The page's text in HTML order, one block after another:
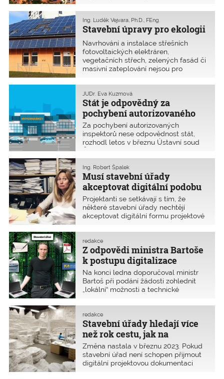
Existuje k ní relativně rozsáhlá
judikatura, která se převážně týkala
černých staveb. Možná není
památková péče své postoje
pravidelně obhájila.
Stavební úpravy pro ekologii
Ing. Luděk Vejvara, Ph.D., FEng.
Navrhování a instalace střešních
fotovoltaických elektráren,
vegetačních střech, zelených fasád či
masivní zateplování nejsou pro
návrh nebo posudek zabere
autorizovaným osobám více času.
Tato práce se stává běžným
standardem. Stavebníci by měli
počítat i s těmito „vícenáklady“, mohou
jim totiž v budoucnu ušetřit mnohé
starosti i finanční ztráty.
Stát je odpovědný za
pochybení autorizovaného
inspektora
JUDr. Eva Kuzmová
Za pochybení autorizovaných
inspektorů nese odpovědnost stát,
rozhodl letos v březnu Ústavní soud
vyhlídky na výsledek možných sporů,
které by mohly být vedeny i v
budoucnu. Podle Ústavního soudu
totiž tzv. zkrácené stavební řízení
upravené platným stavebním
zákonem neřešilo v dostatečné míře
ochranu práv osob, které by byly
účastníky případného stavebního
dopadem nejen na činnost
a odpovědnost autorizovaných
inspektorů.
Musí stavební úřady
akceptovat digitální podobu
projektové dokumentace?
Ing. Robert Špalek
Projektanti se setkávají s tím, že
některé stavební úřady nechtějí
akceptovat digitální formu projektové
elektronickým autorizačním razítkem
ČKAIT. Jiné stavební úřady s tím však
problém nemají. Dotaz, jak to tedy je,
odeslala ČKAIT v polovině prosince
2022 ministrovi Bartošovi.
Z odpovědi ministra Bartoše
k postupu digitalizace
procesu povolování staveb
redakce
Na konci ledna doporučoval ministr
Bartoš při podání žádosti zohlednit
„lokální“ možnosti a technické
přestože současné době žádné právní
překážky pro předkládání projektové
dokumentace v elektronické podobě
stanoveny nejsou.
Stavební úřady hledají více
než rok cestu, jak na
digitalizaci
redakce
Změna nastala v březnu 2023. Pokud
stavební úřad není schopen přijmout
digitální projektovou dokumentaci